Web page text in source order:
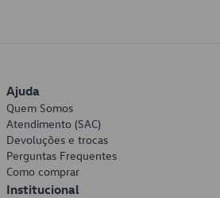
Ajuda
Quem Somos
Atendimento (SAC)
Devoluções e trocas
Perguntas Frequentes
Como comprar
Institucional